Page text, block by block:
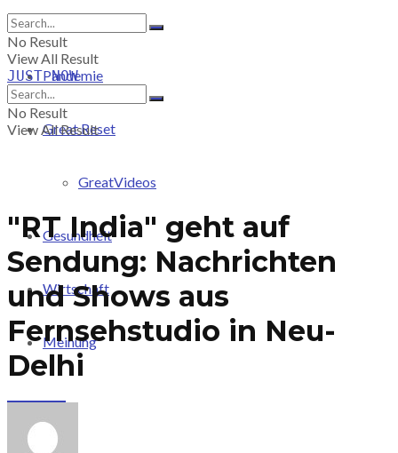
Pandemie
Great Reset
GreatVideos
Gesundheit
Wirtschaft
Meinung
No Result
View All Result
JUST-NOW
No Result
View All Result
"RT India" geht auf
Sendung: Nachrichten
und Shows aus
Fernsehstudio in Neu-
Delhi